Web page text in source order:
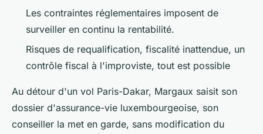
Les contraintes réglementaires imposent de
surveiller en continu la rentabilité.
Risques de requalification, fiscalité inattendue, un
contrôle fiscal à l'improviste, tout est possible
Au détour d'un vol Paris-Dakar, Margaux saisit son
dossier d'assurance-vie luxembourgeoise, son
conseiller la met en garde, sans modification du